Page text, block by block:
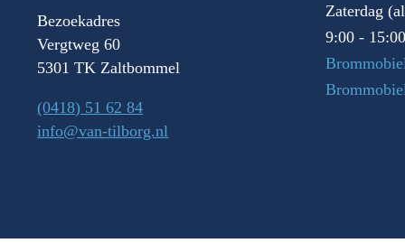
Bezoekadres
Vergtweg 60
5301 TK Zaltbommel
(0418) 51 62 84
info@van-tilborg.nl
Zaterdag
9:00 -